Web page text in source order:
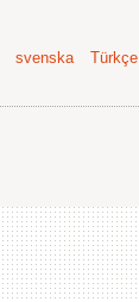
svenska
Türkçe